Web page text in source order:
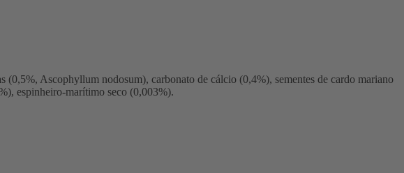
Ascophyllum nodosum), carbonato de cálcio (0,4%), sementes de cardo mariano
espinheiro-marítimo seco (0,003%).